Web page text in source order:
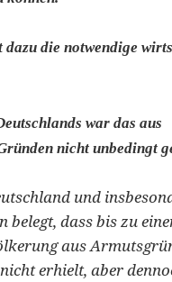
dazu die notwendige
war das aus
nicht unbedingt
und
belegt, dass bis zu
aus
erhielt, aber